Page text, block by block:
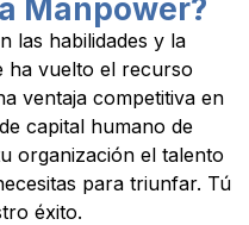
Manpower?
las habilidades y la
ha vuelto el recurso
ventaja competitiva en
capital humano de
organización el talento
para triunfar. Tú
éxito.